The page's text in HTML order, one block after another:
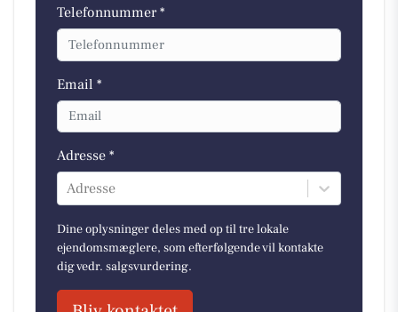
Telefonnummer *
Email *
Adresse *
Adresse
Dine oplysninger deles med op til tre lokale
ejendomsmæglere, som efterfølgende vil kontakte
dig vedr. salgsvurdering.